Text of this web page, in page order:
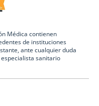
Médica contienen
de instituciones
ante cualquier duda
sanitario